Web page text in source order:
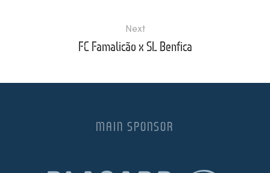
Next
FC Famalicão x SL Benfica
MAIN SPONSOR